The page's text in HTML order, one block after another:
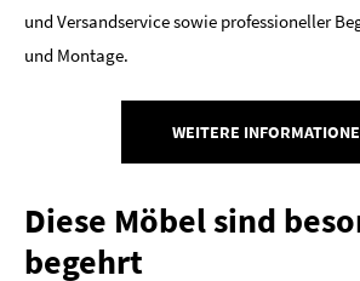
und Versandservice sowie professioneller
und Montage.
WEITERE
Diese Möbel sind
begehrt